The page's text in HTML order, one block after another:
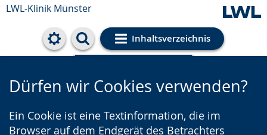
LWL-Klinik Münster
Inhaltsverzeichnis
Cookie-Einstellungen
Dürfen wir Cookies verwenden?
Ein Cookie ist eine Textinformation, die im
Browser auf dem Endgerät des Betrachters